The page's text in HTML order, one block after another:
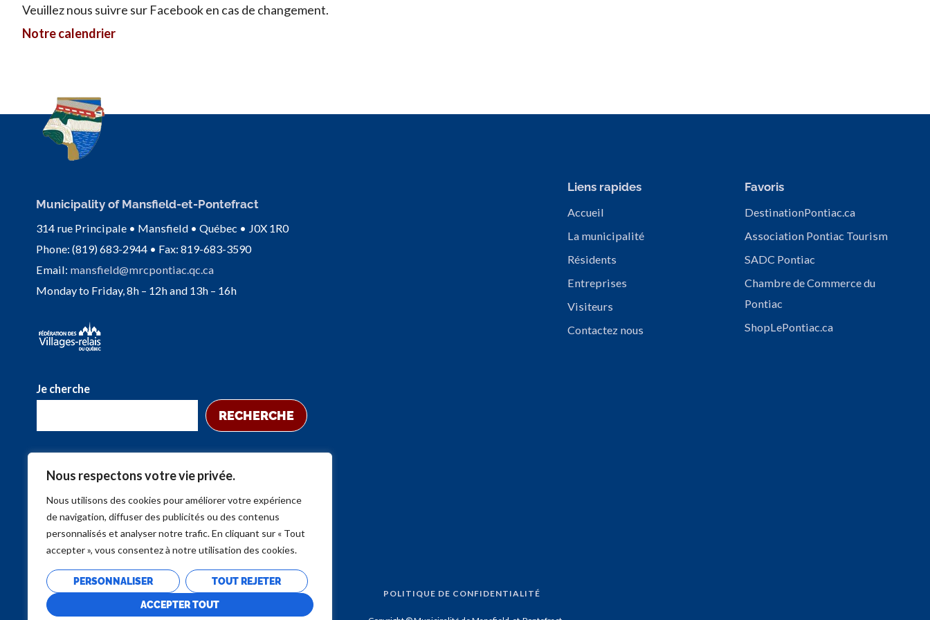
Nous respectons votre vie privée.
Nous utilisons des cookies pour améliorer votre expérience
de navigation, diffuser des publicités ou des contenus
personnalisés et analyser notre trafic. En cliquant sur « Tout
accepter », vous consentez à notre utilisation des cookies.
PERSONNALISER TOUT REJETER
ACCEPTER TOUT
Veuillez nous suivre sur Facebook en cas de changement.
Notre calendrier
Municipality of Mansfield-et-Pontefract
314 rue Principale • Mansfield • Québec • J0X 1R0
Phone: (819) 683-2944 • Fax: 819-683-3590
Email: mansfield@mrcpontiac.qc.ca
Monday to Friday, 8h – 12h and 13h – 16h
Je cherche
RECHERCHE
Liens rapides
Accueil
La municipalité
Résidents
Entreprises
Visiteurs
Contactez nous
Favoris
DestinationPontiac.ca
Association Pontiac Tourism
SADC Pontiac
Chambre de Commerce du
Pontiac
ShopLePontiac.ca
POLITIQUE DE CONFIDENTIALITÉ